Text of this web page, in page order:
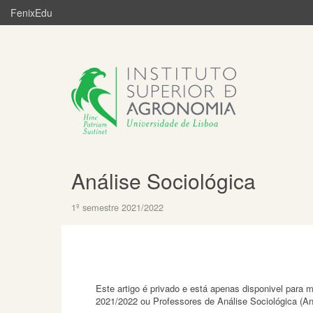
FenixEdu
Análise Sociológica
1º semestre 2021/2022
Este artigo é privado e está apenas disponivel para
2021/2022 ou Professores de Análise Sociológica